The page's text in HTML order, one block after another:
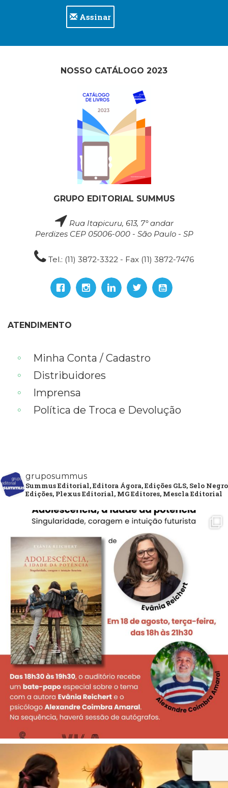
Assinar
NOSSO CATÁLOGO 2023
GRUPO EDITORIAL SUMMUS
Rua Itapicuru, 613, 7° andar
Perdizes CEP 05006-000 - São Paulo - SP
Tel.: (11) 3872-3322 - Fax (11) 3872-7476
ATENDIMENTO
Minha Conta / Cadastro
Distribuidores
Imprensa
Política de Troca e Devolução
gruposummus
Summus Editorial, Editora Ágora, Edições GLS, Selo Negro
Edições, Plexus Editorial, MG Editores, Mescla Editorial